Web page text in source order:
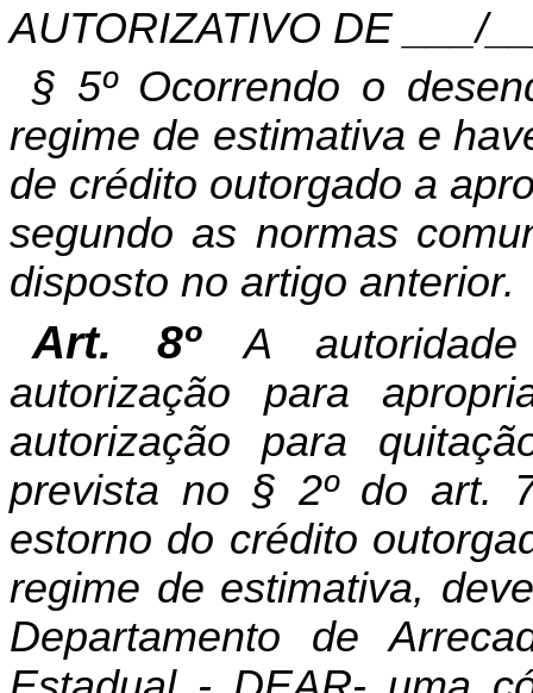
AUTORIZATIVO DE ___/
§ 5º Ocorrendo o
regime de estimativa e
de crédito outorgado a
segundo as normas
disposto no artigo anterior.
Art. 8ºA
autorização para
autorização para
prevista no § 2º do art.
estorno do crédito
regime de estimativa,
Departamento de